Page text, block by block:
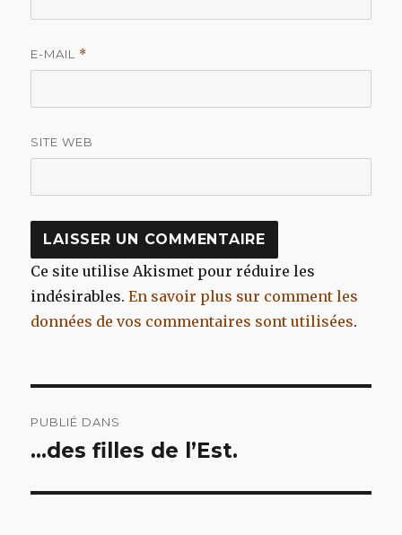
E-MAIL *
SITE WEB
Ce site utilise Akismet pour réduire les
indésirables.En savoir plus sur comment les
données de vos commentaires sont utilisées.
de
PUBLIÉ DANS
…des filles de l’Est.